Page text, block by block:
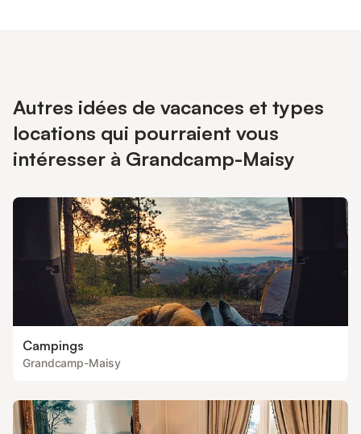
Autres idées de vacances et types
locations qui pourraient vous
intéresser à Grandcamp-Maisy
Campings
Grandcamp-Maisy